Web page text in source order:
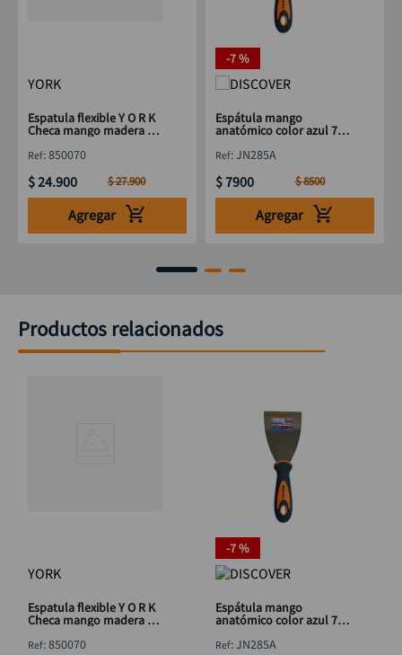
YORK
Espatula flexible Y O R K
Checa mango madera 70
:850070
$24.900 $27.900
Agregar
-7 %
Espátula mango
anatómico color azul 70
:JN285A
$7900 $8500
Agregar
Productos relacionados
YORK
Espatula flexible Y O R K
Checa mango madera 70
:850070
-7 %
Espátula mango
anatómico color azul 70
:JN285A